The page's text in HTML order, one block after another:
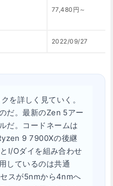
77,480円～
2022/09/27
を詳しく見ていく。
だ。最新のZen 5アー
だ。コードネームは
9 7900Xの後継
I/Oダイを組み合わせ
しているのは共通
スが5nmから4nmへ